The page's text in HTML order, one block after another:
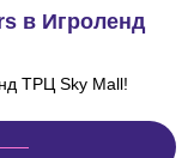
в Игроленд
ТРЦ Sky Mall!